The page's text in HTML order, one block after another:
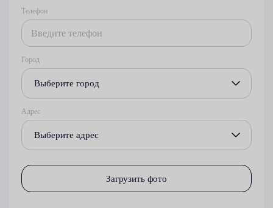
Телефон
Город
Выберите город
Адрес
Выберите адрес
Загрузить фото